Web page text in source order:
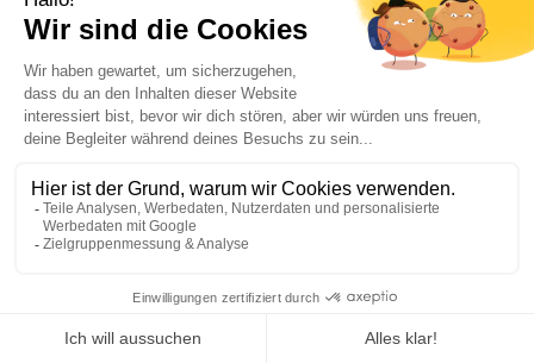
Hinzufügen
WAS IST ENTHALTEN?
mit anderen
Dauer des Workshops: 2h unter Anleitung eines
Profis
Das Cocktail-Rezept
Mein JGA in Brüssel